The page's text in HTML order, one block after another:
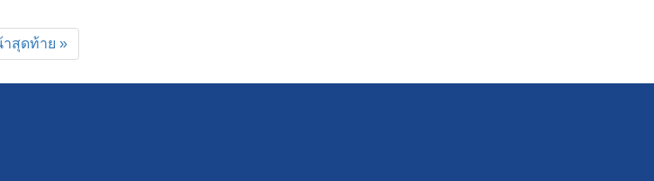
สุดท้าย »